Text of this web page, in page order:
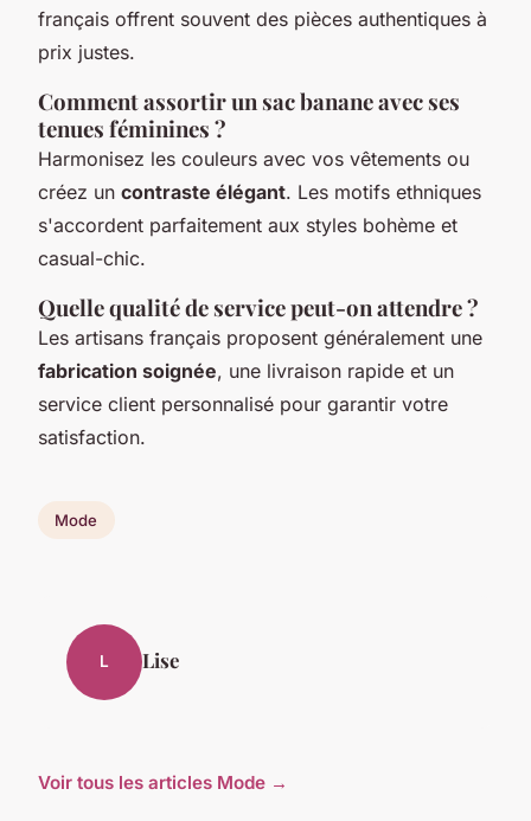
français offrent souvent des pièces authentiques à
prix justes.
Comment assortir un sac banane avec ses
tenues féminines ?
Harmonisez les couleurs avec vos vêtements ou
créez un contraste élégant. Les motifs ethniques
s'accordent parfaitement aux styles bohème et
casual-chic.
Quelle qualité de service peut-on attendre ?
Les artisans français proposent généralement une
fabrication soignée, une livraison rapide et un
service client personnalisé pour garantir votre
satisfaction.
Mode
L Lise
Voir tous les articles Mode →